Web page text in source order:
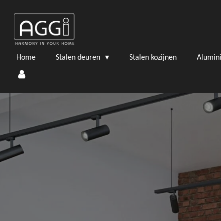
direct
naar
hoofdinhoud
Home Stalen deuren Stalen kozijnen